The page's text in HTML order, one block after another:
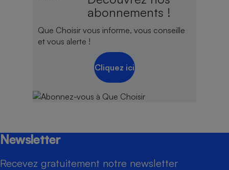
abonnements !
Que Choisir vous informe, vous conseille
et vous alerte !
Cliquez ici
Newsletter
Recevez gratuitement notre newsletter